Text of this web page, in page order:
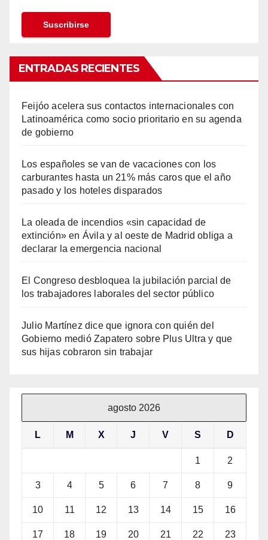
ENTRADAS RECIENTES
Feijóo acelera sus contactos internacionales con
Latinoamérica como socio prioritario en su agenda
de gobierno
Los españoles se van de vacaciones con los
carburantes hasta un 21% más caros que el año
pasado y los hoteles disparados
La oleada de incendios «sin capacidad de
extinción» en Ávila y al oeste de Madrid obliga a
declarar la emergencia nacional
El Congreso desbloquea la jubilación parcial de
los trabajadores laborales del sector público
Julio Martínez dice que ignora con quién del
Gobierno medió Zapatero sobre Plus Ultra y que
sus hijas cobraron sin trabajar
agosto 2026
L M X J V S D
1 2
3 4 5 6 7 8 9
10 11 12 13 14 15 16
17 18 19 20 21 22 23